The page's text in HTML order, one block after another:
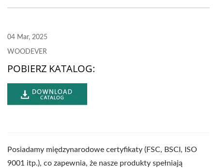
04 Mar, 2025
WOODEVER
POBIERZ KATALOG:
Posiadamy międzynarodowe certyfikaty (FSC, BSCI, ISO
9001 itp.), co zapewnia, że nasze produkty spełniają